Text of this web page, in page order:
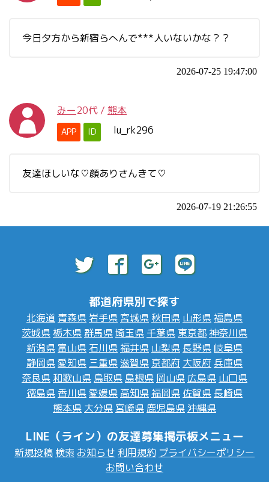
今日夕方から新宿らへんで***人いないかな？？
2026-07-25 19:47:00
みー20代 / 熊本
APP ID lu_rk296
友達ほしいな♡顔ありさんきて♡
2026-07-19 21:26:55
都道府県別で探す
北海道 青森県 岩手県 宮城県 秋田県 山形県福島県
茨城県 栃木県群馬県埼玉県 千葉県 東京都神奈川県
新潟県 富山県 石川県福井県 山梨県 長野県 岐阜県
静岡県愛知県 三重県滋賀県 京都府 大阪府 兵庫県
奈良県 和歌山県 鳥取県 島根県 岡山県 広島県 山口県
徳島県 香川県愛媛県 高知県福岡県 佐賀県 長崎県
熊本県 大分県 宮崎県 鹿児島県 沖縄県
LINE（ライン）の友達募集掲示板メニュー
新規投稿 検索 お知らせ 利用規約 プライバシーポリシー
お問い合わせ